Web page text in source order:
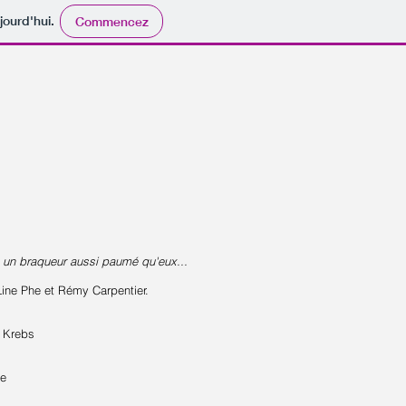
Commencez
braqueur aussi paumé qu'eux...
Phe et Rémy Carpentier.